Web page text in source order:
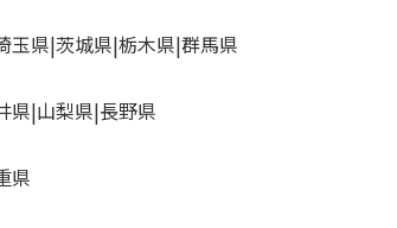
玉県 茨城県 栃木県 群馬県
県 山梨県 長野県
県